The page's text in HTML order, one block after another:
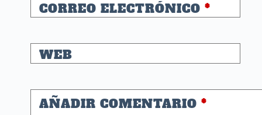
CORREO ELECTRÓNICO *
WEB
AÑADIR COMENTARIO *